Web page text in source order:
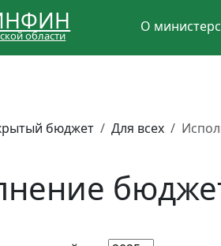
области
О
бюджет Для всех